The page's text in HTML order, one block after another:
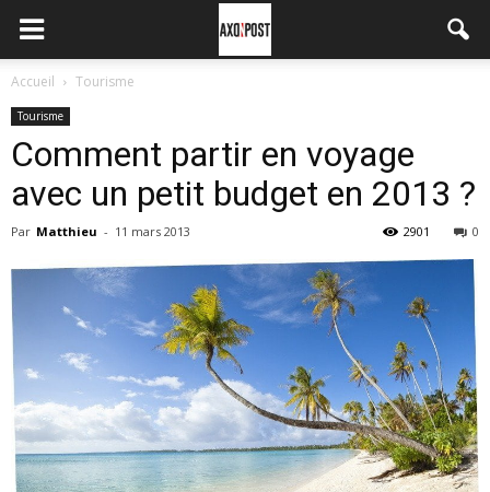
Accueil Tourisme
Tourisme
Comment partir en voyage
avec un petit budget en 2013 ?
Par Matthieu - 11 mars 2013 0
2901